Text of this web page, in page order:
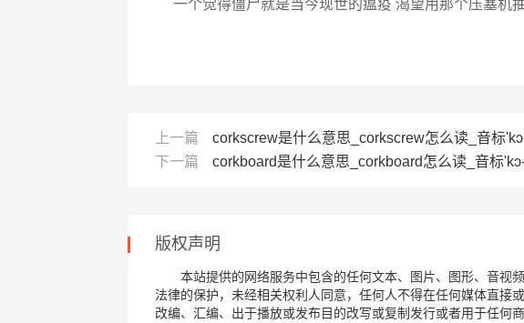
一个觉得僵尸就是当今现世的瘟疫 渴望用那个压塞机
上一篇
corkscrew是什么意思_corkscrew怎么读_音标
下一篇
corkboard是什么意思_corkboard怎么读_音标
版权声明
本站提供的网络服务中包含的任何文本、图片、图形、音视
法律的保护，未经相关权利人同意，任何人不得在任何媒体直接
改编、汇编、出于播放或发布目的改写或复制发行或者用于任何商